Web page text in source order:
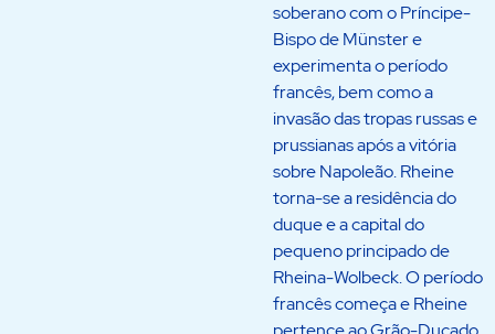
soberano com o Príncipe-
Bispo de Münster e
experimenta o período
francês, bem como a
invasão das tropas russas e
prussianas após a vitória
sobre Napoleão. Rheine
torna-se a residência do
duque e a capital do
pequeno principado de
Rheina-Wolbeck. O período
francês começa e Rheine